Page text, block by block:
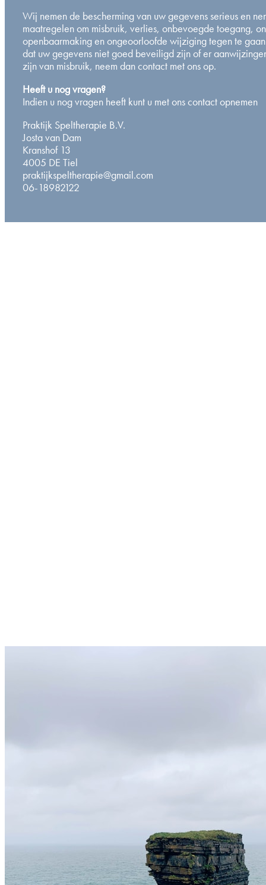
Wij nemen de bescherming van uw gegevens serieus en
maatregelen om misbruik, verlies, onbevoegde toegang,
openbaarmaking en ongeoorloofde wijziging tegen te
dat uw gegevens niet goed beveiligd zijn of er
zijn van misbruik, neem dan contact met ons op.
Heeft u nog vragen?
Indien u nog vragen heeft kunt u met ons contact opnemen
Praktijk Speltherapie B.V.
Josta van Dam
Kranshof 13
4005 DE Tiel
praktijkspeltherapie@gmail.com
06-18982122